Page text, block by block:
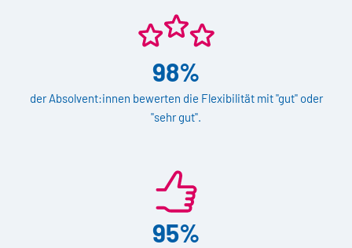
98%
der Absolvent:innen bewerten die Flexibilität mit "gut" oder
"sehr gut".
95%